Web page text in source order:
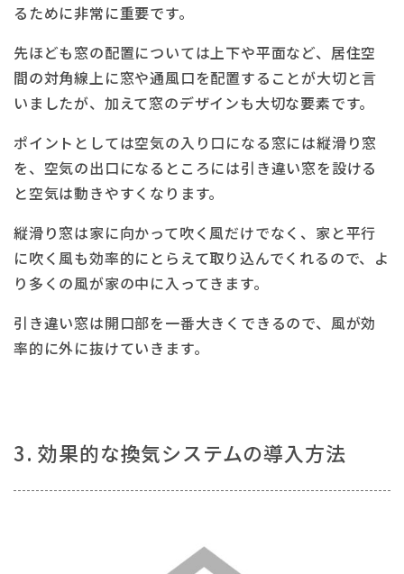
るために非常に重要です。
先ほども窓の配置については上下や平面など、居住空
間の対角線上に窓や通風口を配置することが大切と言
いましたが、加えて窓のデザインも大切な要素です。
ポイントとしては空気の入り口になる窓には縦滑り窓
を、空気の出口になるところには引き違い窓を設ける
と空気は動きやすくなります。
縦滑り窓は家に向かって吹く風だけでなく、家と平行
に吹く風も効率的にとらえて取り込んでくれるので、よ
り多くの風が家の中に入ってきます。
引き違い窓は開口部を一番大きくできるので、風が効
率的に外に抜けていきます。
3. 効果的な換気システムの導入方法